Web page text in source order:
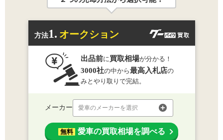
方法1. オークション
出品前に 買取相場が分かる！
3000社の中から最高入札店の
みとやり取りで完結。
メーカー 愛車のメーカーを選択
無料 愛車の買取相場を調べる